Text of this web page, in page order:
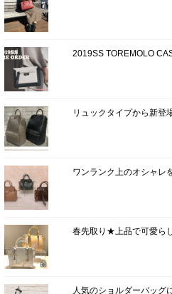
2019SS TOREMOLO
リュックタイプから新登
ワンランク上のオシャレ
春先取り★上品で可愛ら
人気のショルダーバッグ